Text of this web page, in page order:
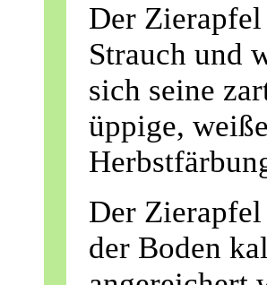
Der
Strauch und
sich seine
üppige,
Der Zierapfel
der Boden